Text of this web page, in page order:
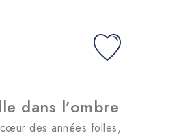
dans l’ombre
des années folles,